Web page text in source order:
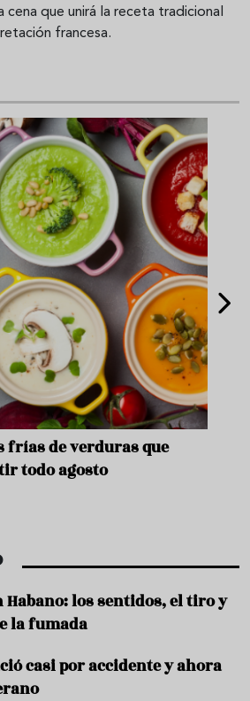
cena que unirá la receta tradicional
francesa.
frías de verduras que
todo agosto
Habano: los sentidos, el tiro y
la fumada
casi por accidente y ahora